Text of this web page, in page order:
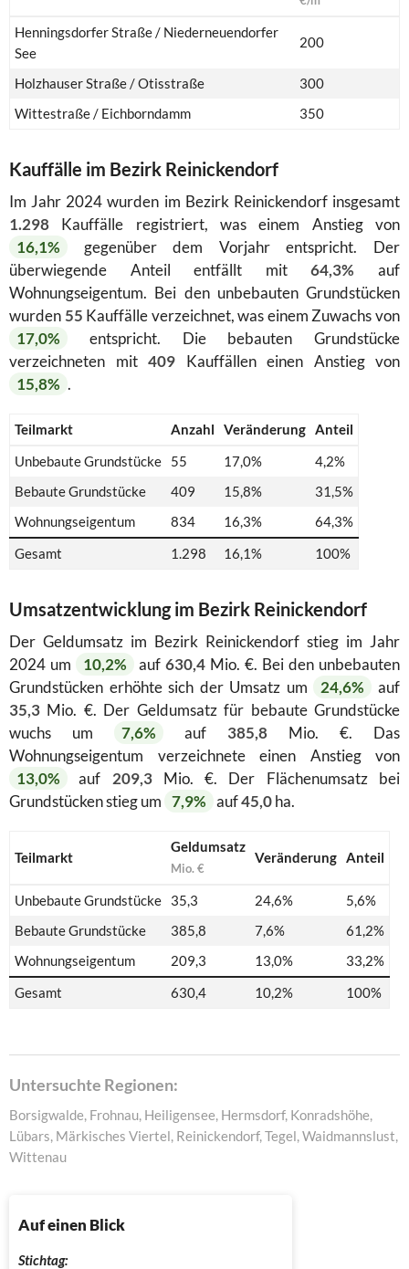
Henningsdorfer Straße / Niederneuendorfer
See
200
Holzhauser Straße / Otisstraße
300
Wittestraße / Eichborndamm
350
Kauffälle im Bezirk Reinickendorf
Im Jahr 2024 wurden im Bezirk Reinickendorf insgesamt
1.298 Kauffälle registriert, was einem Anstieg von
16,1%
gegenüber dem Vorjahr entspricht. Der
überwiegende Anteil entfällt mit64,3% auf
Wohnungseigentum. Bei den unbebauten Grundstücken
wurden55 Kauffälle verzeichnet, was einem Zuwachs von
17,0%
entspricht. Die bebauten Grundstücke
verzeichneten mit 409 Kauffällen einen Anstieg von
15,8% .
Teilmarkt Anzahl Veränderung Anteil
Unbebaute Grundstücke
55 17,0%
4,2%
Bebaute Grundstücke
409 15,8%
31,5%
Wohnungseigentum
834 16,3%
64,3%
Gesamt
1.298 16,1% 100%
Umsatzentwicklung im Bezirk Reinickendorf
Der Geldumsatz im Bezirk Reinickendorf stieg im Jahr
2024 um
10,2% auf 630,4 Mio. €. Bei den unbebauten
Grundstücken erhöhte sich der Umsatz um
24,6%
auf
35,3 Mio. €. Der Geldumsatz für bebaute Grundstücke
wuchs um
7,6% auf 385,8 Mio. €. Das
Wohnungseigentum verzeichnete einen Anstieg von
13,0%
auf 209,3Mio. €. Der Flächenumsatz bei
Grundstücken stieg um 7,9% auf45,0ha.
Teilmarkt
Geldumsatz
Mio. €
Veränderung Anteil
Unbebaute Grundstücke 35,3 24,6%
5,6%
Bebaute Grundstücke
385,8 7,6%
61,2%
Wohnungseigentum
209,3 13,0%
33,2%
Gesamt
630,4 10,2% 100%
Untersuchte Regionen:
Borsigwalde, Frohnau, Heiligensee, Hermsdorf, Konradshöhe,
Lübars, Märkisches Viertel, Reinickendorf, Tegel, Waidmannslust,
Wittenau
Auf einen Blick
Stichtag: